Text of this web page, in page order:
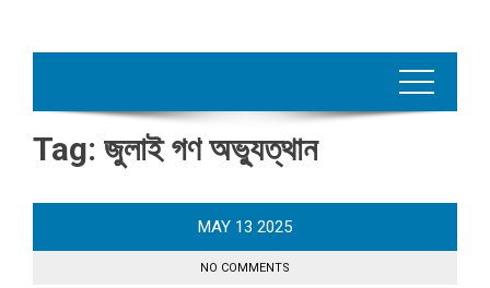
Tag: জুলাই গণ অভ্যুত্থান
MAY 13 2025
NO COMMENTS